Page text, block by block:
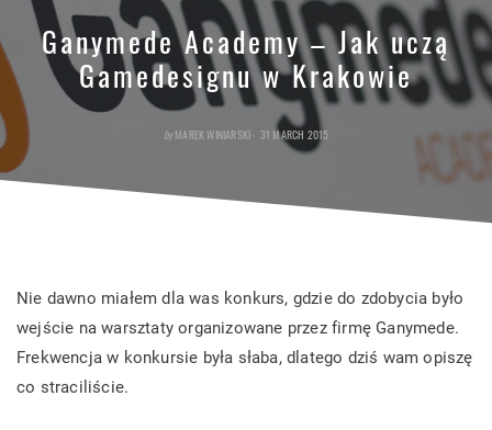
Ganymede Academy – Jak uczą
Gamedesignu w Krakowie
byMAREK WINIARSKI POSTED
31 MARCH 2015
Nie dawno miałem dla was konkurs, gdzie do zdobycia było
wejście na warsztaty organizowane przez firmę Ganymede.
Frekwencja w konkursie była słaba, dlatego dziś wam opiszę
co straciliście.